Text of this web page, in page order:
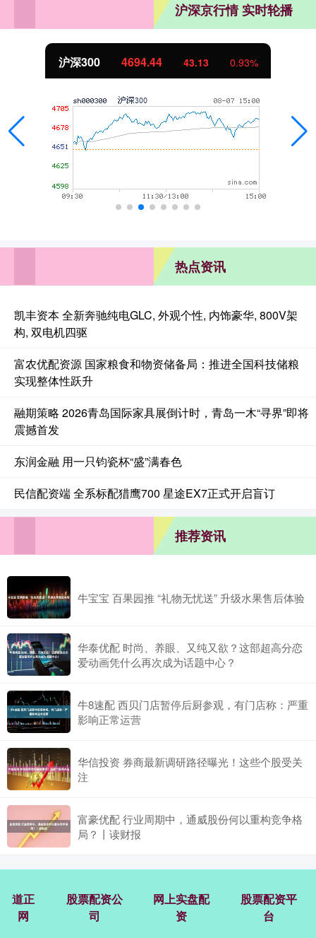
沪深京行情 实时轮播
沪深300 4694.44 43.13 0.93%
热点资讯
凯丰资本 全新奔驰纯电GLC, 外观个性, 内饰豪华, 800V架
构, 双电机四驱
富农优配资源 国家粮食和物资储备局：推进全国科技储粮
实现整体性跃升
融期策略 2026青岛国际家具展倒计时，青岛一木“寻界”即将
震撼首发
东润金融 用一只钧瓷杯“盛”满春色
民信配资端 全系标配猎鹰700 星途EX7正式开启盲订
推荐资讯
牛宝宝 百果园推 “礼物无忧送” 升级水果售后体验
华泰优配 时尚、养眼、又纯又欲？这部超高分恋
爱动画凭什么再次成为话题中心？
牛8速配 西贝门店暂停后厨参观，有门店称：严重
影响正常运营
华信投资 券商最新调研路径曝光！这些个股受关
注
富豪优配 行业周期中，通威股份何以重构竞争格
局？丨读财报
道正
网
股票配资公
司
网上实盘配
资
股票配资平
台